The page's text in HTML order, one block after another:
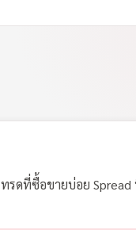
รดที่ซื้อขายบ่อย Spread